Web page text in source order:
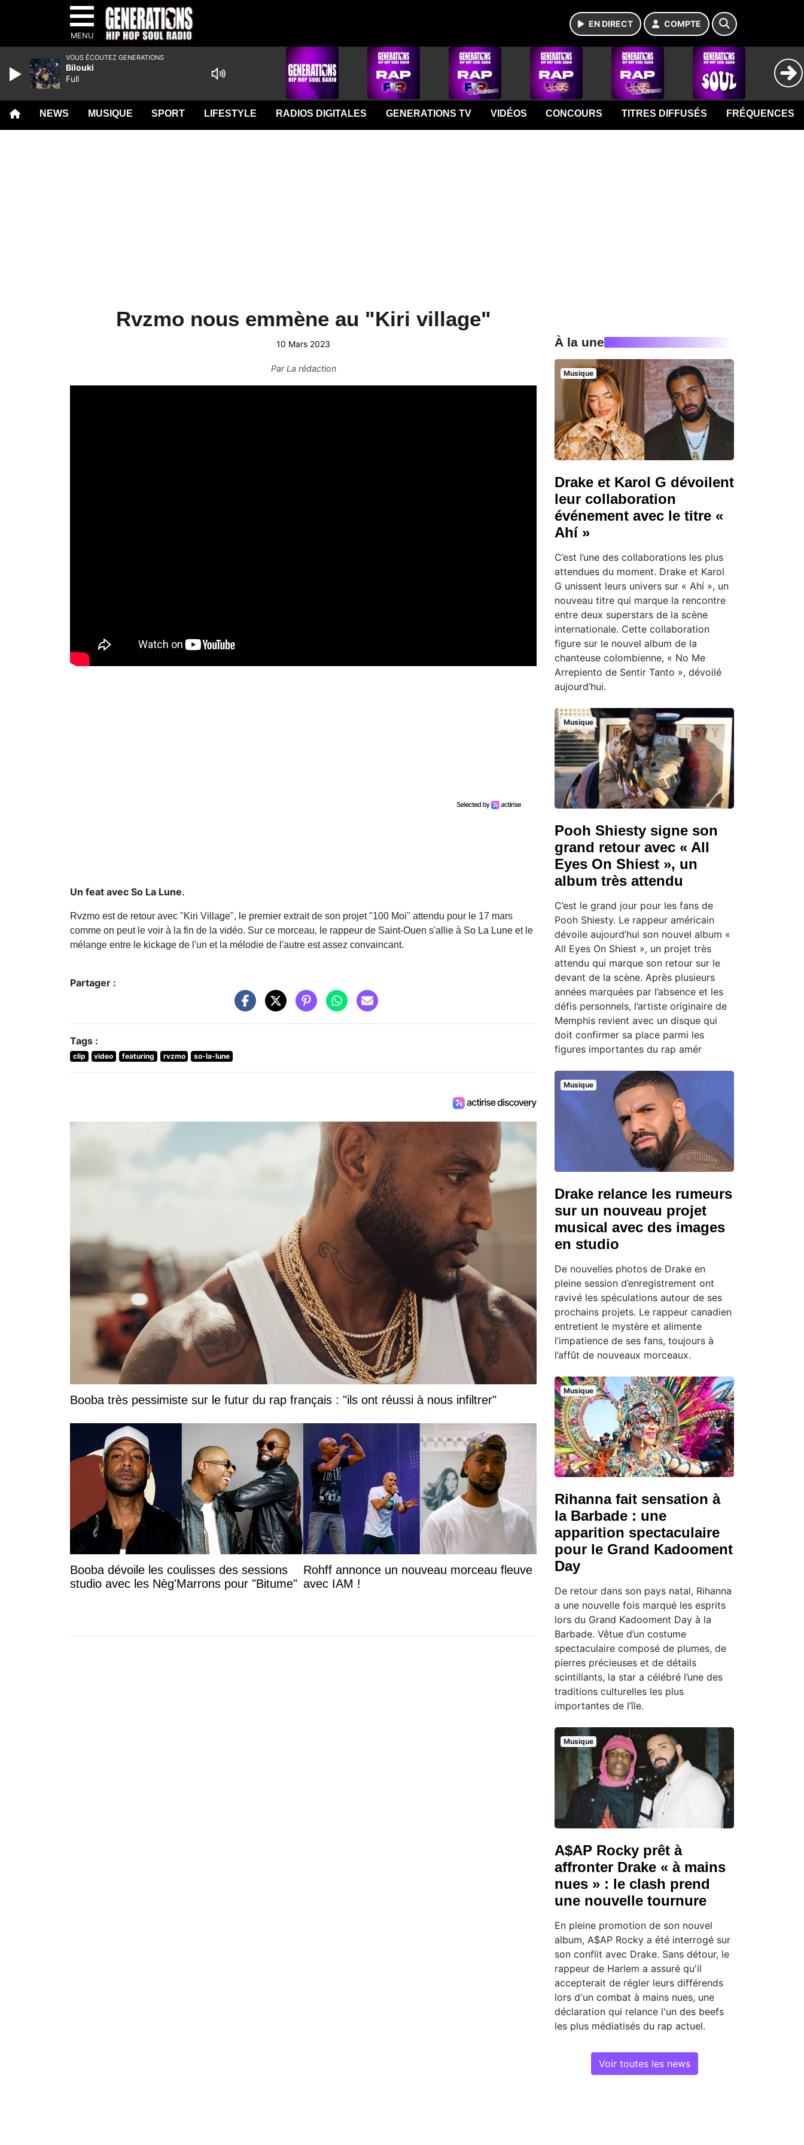
MENU
EN DIRECT COMPTE
NEWS MUSIQUE SPORT LIFESTYLE RADIOS DIGITALES GENERATIONS TV VIDÉOS CONCOURS TITRES DIFFUSÉS FRÉQUENCES
Rvzmo nous emmène au "Kiri village"
10 Mars 2023
ParLa rédaction
Un feat avec So La Lune.
Rvzmo est de retour avec "Kiri Village", le premier extrait de son projet "100 Moi" attendu pour le 17 mars
comme on peut le voir à la fin de la vidéo. Sur ce morceau, le rappeur de Saint-Ouen s'allie à So La Lune et le
mélange entre le kickage de l'un et la mélodie de l'autre est assez convaincant.
Partager :
Tags :
clip video featuring rvzmo so-la-lune
Booba très pessimiste sur le futur du rap français : "ils ont réussi à nous infiltrer"
Booba dévoile les coulisses des sessions
studio avec les Nèg'Marrons pour "Bitume"
Rohff annonce un nouveau morceau fleuve
avec IAM !
À la une
Musique
Drake et Karol G dévoilent
leur collaboration
événement avec le titre «
Ahí »
C’est l’une des collaborations les plus
attendues du moment. Drake et Karol
G unissent leurs univers sur « Ahí », un
nouveau titre qui marque la rencontre
entre deux superstars de la scène
internationale. Cette collaboration
figure sur le nouvel album de la
chanteuse colombienne, « No Me
Arrepiento de Sentir Tanto », dévoilé
aujourd’hui.
Musique
Pooh Shiesty signe son
grand retour avec « All
Eyes On Shiest », un
album très attendu
C’est le grand jour pour les fans de
Pooh Shiesty. Le rappeur américain
dévoile aujourd’hui son nouvel album «
All Eyes On Shiest », un projet très
attendu qui marque son retour sur le
devant de la scène. Après plusieurs
années marquées par l’absence et les
défis personnels, l’artiste originaire de
Memphis revient avec un disque qui
doit confirmer sa place parmi les
figures importantes du rap amér
Musique
Drake relance les rumeurs
sur un nouveau projet
musical avec des images
en studio
De nouvelles photos de Drake en
pleine session d’enregistrement ont
ravivé les spéculations autour de ses
prochains projets. Le rappeur canadien
entretient le mystère et alimente
l’impatience de ses fans, toujours à
l’affût de nouveaux morceaux.
Musique
Rihanna fait sensation à
la Barbade : une
apparition spectaculaire
pour le Grand Kadooment
Day
De retour dans son pays natal, Rihanna
a une nouvelle fois marqué les esprits
lors du Grand Kadooment Day à la
Barbade. Vêtue d’un costume
spectaculaire composé de plumes, de
pierres précieuses et de détails
scintillants, la star a célébré l’une des
traditions culturelles les plus
importantes de l’île.
Musique
A$AP Rocky prêt à
affronter Drake « à mains
nues » : le clash prend
une nouvelle tournure
En pleine promotion de son nouvel
album, A$AP Rocky a été interrogé sur
son conflit avec Drake. Sans détour, le
rappeur de Harlem a assuré qu'il
accepterait de régler leurs différends
lors d'un combat à mains nues, une
déclaration qui relance l'un des beefs
les plus médiatisés du rap actuel.
Voir toutes les news
VOUS ÉCOUTEZ GENERATIONS
Bilouki
Full